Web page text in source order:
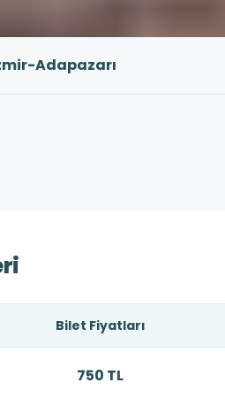
Adapazarı
Bilet Fiyatları
750 TL